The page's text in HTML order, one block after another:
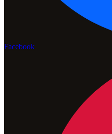
Facebook